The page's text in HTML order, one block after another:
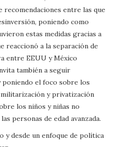
recomendaciones entre las que
poniendo como
estas medidas gracias a
reaccionó a la separación de
entre EEUU y México
también a seguir
poniendo el foco sobre los
y privatización
los niños y niñas no
personas de edad avanzada.
y desde un enfoque de política